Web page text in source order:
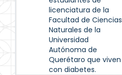
licenciatura de la
Facultad de Ciencias
Naturales de la
Universidad
Autónoma de
Querétaro que viven
con diabetes.